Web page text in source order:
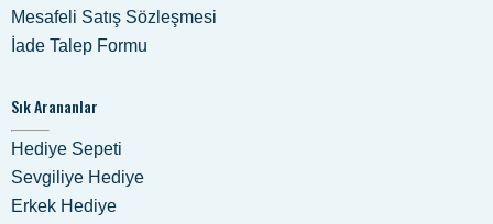
Mesafeli Satış Sözleşmesi
İade Talep Formu
Sık Arananlar
Hediye Sepeti
Sevgiliye Hediye
Erkek Hediye